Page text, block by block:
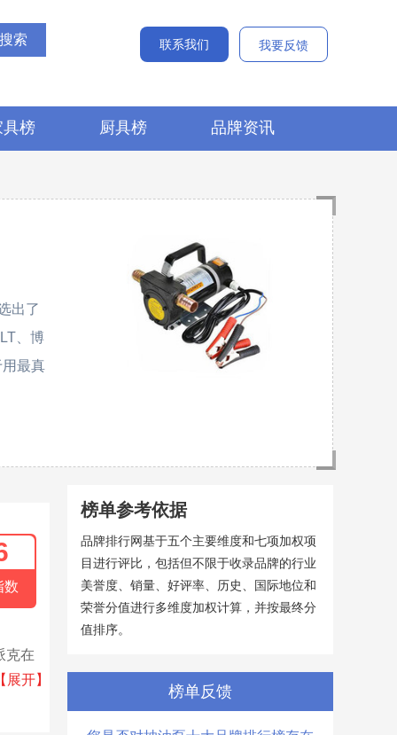
联系我们
我要反馈
具榜 厨具榜 品牌资讯
出了
、博
最真
数
克在
气
【展开】
榜单参考依据
品牌排行网基于五个主要维度和七项加权项
目进行评比，包括但不限于收录品牌的行业
美誉度、销量、好评率、历史、国际地位和
荣誉分值进行多维度加权计算，并按最终分
值排序。
榜单反馈